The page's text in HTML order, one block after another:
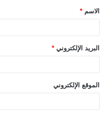
الاسم *
البريد الإلكتروني *
الموقع الإلكتروني